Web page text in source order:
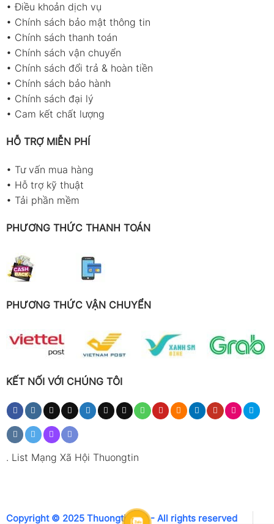
•Điều khoản dịch vụ
• Chính sách bảo mật thông tin
• Chính sách thanh toán
• Chính sách vận chuyển
• Chính sách đổi trả & hoàn tiền
• Chính sách bảo hành
• Chính sách đại lý
• Cam kết chất lượng
HỖ TRỢ MIỄN PHÍ
• Tư vấn mua hàng
• Hỗ trợ kỹ thuật
• Tải phần mềm
PHƯƠNG THỨC THANH TOÁN
PHƯƠNG THỨC VẬN CHUYỂN
KẾT NỐI VỚI CHÚNG TÔI
. List Mạng Xã Hội Thuongtin
Copyright © 2025 Thuongtin.net - All rights reserved